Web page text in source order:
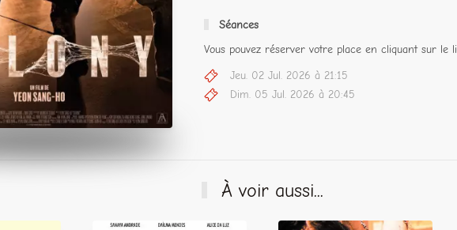
Séances
Vous pouvez réserver votre place en cliquant sur le
Jeu. 02 Jul. 2026 à 21:15
Dim. 05 Jul. 2026 à 20:45
À voir aussi...